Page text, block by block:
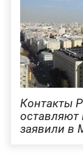
Контакты
оставляют
заявили в